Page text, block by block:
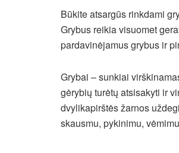
Būkite atsargūs rinkdami
Grybus reikia visuomet
pardavinėjamus grybus ir
Grybai – sunkiai
gėrybių turėtų atsisakyti ir
dvylikapirštės žarnos
skausmu, pykinimu,